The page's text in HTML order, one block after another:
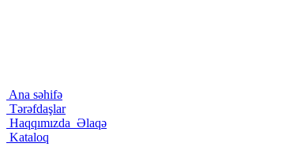
Ana səhifə
Tərəfdaşlar
Haqqımızda Əlaqə
Kataloq